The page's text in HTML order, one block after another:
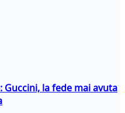
la fede mai avuta